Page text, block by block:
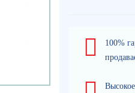
100%